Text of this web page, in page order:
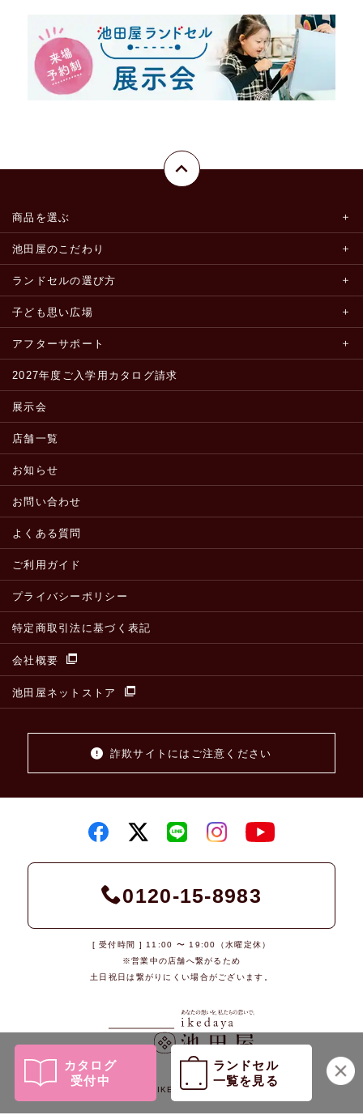
カタログ
受付中
ランドセル
一覧を見る
商品を選ぶ
池田屋のこだわり
ランドセルの選び方
子ども思い広場
アフターサポート
2027年度ご入学用カタログ請求
展示会
店舗一覧
お知らせ
お問い合わせ
よくある質問
ご利用ガイド
プライバシーポリシー
特定商取引法に基づく表記
会社概要
池田屋ネットストア
詐欺サイトにはご注意ください
0120-15-8983
[ 受付時間 ] 11:00 〜 19:00（水曜定休）
※営業中の店舗へ繋がるため
土日祝日は繋がりにくい場合がございます。
© 2026 IKEDAYA Co., Ltd.